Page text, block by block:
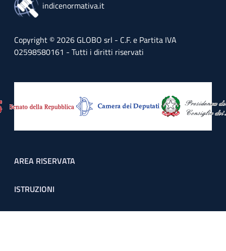
indicenormativa.it
Copyright © 2026 GLOBO srl - C.F. e Partita IVA
02598580161 - Tutti i diritti riservati
Footer menu
AREA RISERVATA
ISTRUZIONI